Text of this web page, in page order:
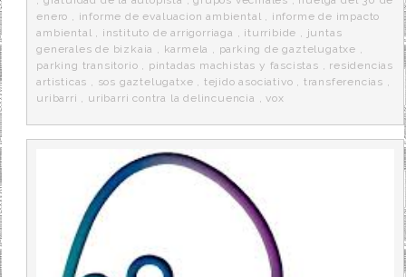
enero , informe de evaluacion ambiental , informe de impacto
ambiental , instituto de arrigorriaga , iturribide , juntas
generales de bizkaia , karmela , parking de gaztelugatxe ,
parking transitorio , pintadas machistas y fascistas , residencias
artisticas , sos gaztelugatxe , tejido asociativo , transferencias ,
uribarri , uribarri contra la delincuencia ,vox